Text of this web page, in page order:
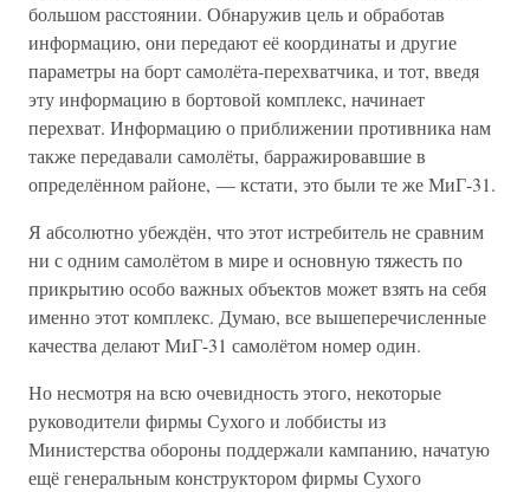
большом расстоянии. Обнаружив цель и обработав
информацию, они передают её координаты и другие
параметры на борт самолёта-перехватчика, и тот, введя
эту информацию в бортовой комплекс, начинает
перехват. Информацию о приближении противника нам
также передавали самолёты, барражировавшие в
определённом районе, — кстати, это были те же МиГ-31.
Я абсолютно убеждён, что этот истребитель не сравним
ни с одним самолётом в мире и основную тяжесть по
прикрытию особо важных объектов может взять на себя
именно этот комплекс. Думаю, все вышеперечисленные
качества делают МиГ-31 самолётом номер один.
Но несмотря на всю очевидность этого, некоторые
руководители фирмы Сухого и лоббисты из
Министерства обороны поддержали кампанию, начатую
ещё генеральным конструктором фирмы Сухого